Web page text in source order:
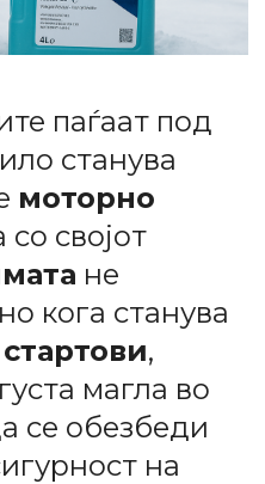
паѓаат под
станува
моторно
со својот
не
кога станува
,
магла во
се обезбеди
на